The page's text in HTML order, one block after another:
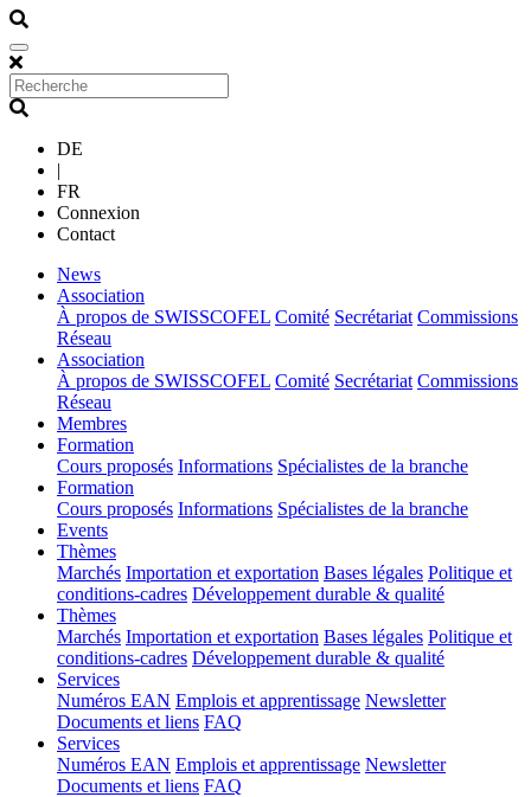
DE
|
FR
Connexion
Contact
News(current)
Association
À propos de SWISSCOFEL Comité Secrétariat Commissions
Réseau
Association
À propos de SWISSCOFEL Comité Secrétariat Commissions
Réseau
Membres(current)
Formation
Cours proposés Informations Spécialistes de la branche
Formation
Cours proposés Informations Spécialistes de la branche
Events(current)
Thèmes(current)
Marchés Importation et exportation Bases légales Politique et
conditions-cadres Développement durable & qualité
Thèmes(current)
Marchés Importation et exportation Bases légales Politique et
conditions-cadres Développement durable & qualité
Services(current)
Numéros EAN Emplois et apprentissage Newsletter
Documents et liens FAQ
Services(current)
Numéros EAN Emplois et apprentissage Newsletter
Documents et liens FAQ